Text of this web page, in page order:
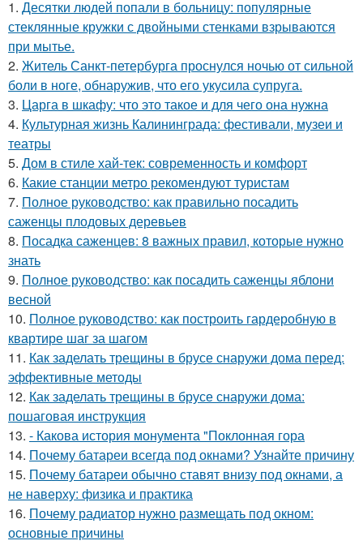
1. Десятки людей попали в больницу: популярные
стеклянные кружки с двойными стенками взрываются
при мытье.
2. Житель Санкт-петербурга проснулся ночью от сильной
боли в ноге, обнаружив, что его укусила супруга.
3. Царга в шкафу: что это такое и для чего она нужна
4. Культурная жизнь Калининграда: фестивали, музеи и
театры
5. Дом в стиле хай-тек: современность и комфорт
6. Какие станции метро рекомендуют туристам
7. Полное руководство: как правильно посадить
саженцы плодовых деревьев
8. Посадка саженцев: 8 важных правил, которые нужно
знать
9. Полное руководство: как посадить саженцы яблони
весной
10. Полное руководство: как построить гардеробную в
квартире шаг за шагом
11. Как заделать трещины в брусе снаружи дома перед:
эффективные методы
12. Как заделать трещины в брусе снаружи дома:
пошаговая инструкция
13. - Какова история монумента "Поклонная гора
14. Почему батареи всегда под окнами? Узнайте причину
15. Почему батареи обычно ставят внизу под окнами, а
не наверху: физика и практика
16. Почему радиатор нужно размещать под окном:
основные причины